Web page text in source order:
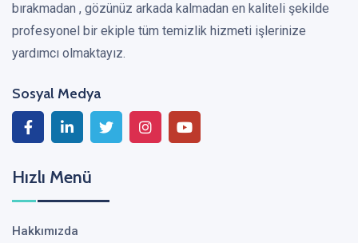
bırakmadan , gözünüz arkada kalmadan en kaliteli şekilde
profesyonel bir ekiple tüm temizlik hizmeti işlerinize
yardımcı olmaktayız.
Sosyal Medya
Hızlı Menü
Hakkımızda